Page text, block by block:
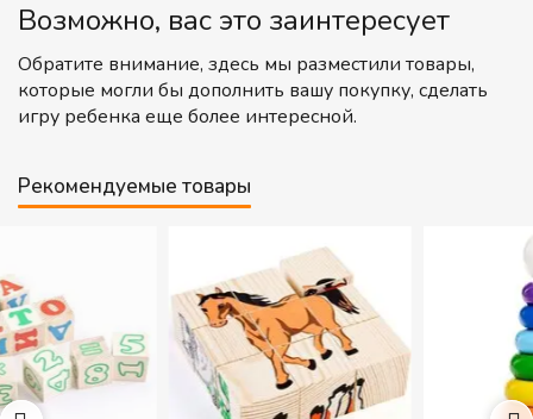
Возможно, вас это заинтересует
Обратите внимание, здесь мы разместили товары,
которые могли бы дополнить вашу покупку, сделать
игру ребенка еще более интересной.
Рекомендуемые товары